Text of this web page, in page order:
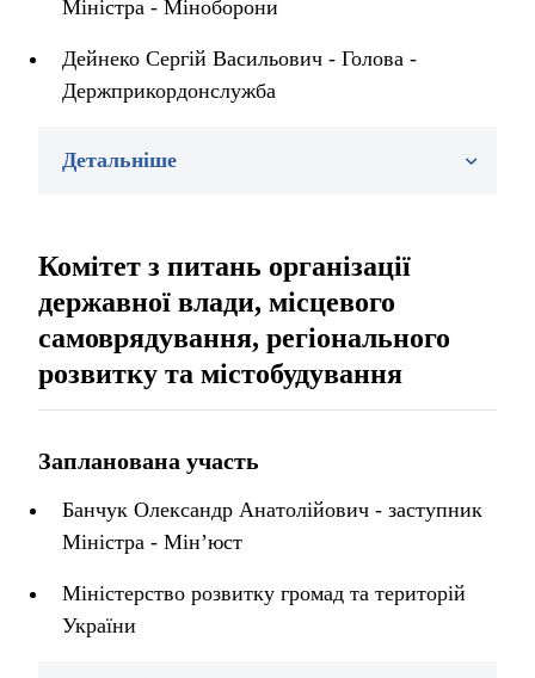
Міністра - Міноборони
Дейнеко Сергій Васильович - Голова -
Держприкордонслужба
Детальніше
Комітет з питань організації
державної влади, місцевого
самоврядування, регіонального
розвитку та містобудування
Запланована участь
Банчук Олександр Анатолійович - заступник
Міністра - Мін’юст
Міністерство розвитку громад та територій
України